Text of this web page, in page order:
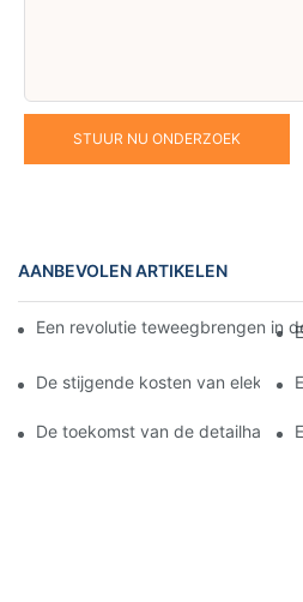
STUUR NU ONDERZOEK
AANBEVOLEN ARTIKELEN
Een revolutie teweegbrengen in
De stijgende kosten van
De toekomst van de